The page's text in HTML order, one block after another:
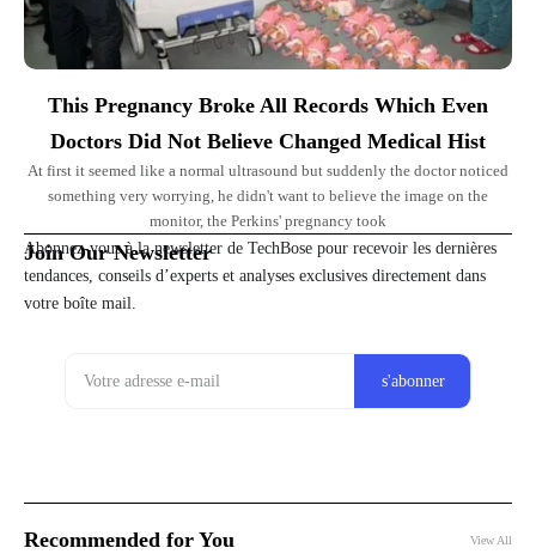
This Pregnancy Broke All Records Which Even
Doctors Did Not Believe Changed Medical Hist
At first it seemed like a normal ultrasound but suddenly the doctor noticed
something very worrying, he didn't want to believe the image on the
monitor, the Perkins' pregnancy took
Join Our Newsletter
Abonnez-vous à la newsletter de TechBose pour recevoir les dernières
tendances, conseils d’experts et analyses exclusives directement dans
votre boîte mail.
Recommended for You View All